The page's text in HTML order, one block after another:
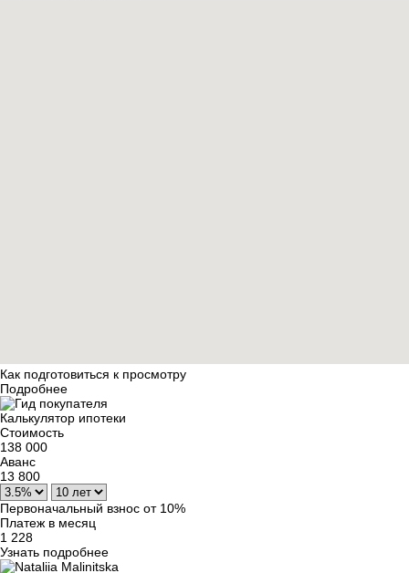
Как подготовиться к просмотру
Подробнее
Калькулятор ипотеки
Стоимость
138 000
Аванс
13 800
Первоначальный взнос от 10%
Платеж в месяц
1 228
Узнать подробнее